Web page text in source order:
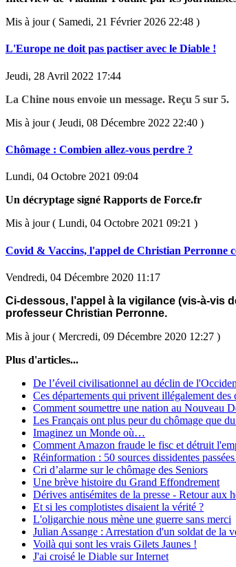
Mis à jour ( Samedi, 21 Février 2026 22:48 )
L'Europe ne doit pas pactiser avec le Diable !
Jeudi, 28 Avril 2022 17:44
La Chine nous envoie un message. Reçu 5 sur 5.
Mis à jour ( Jeudi, 08 Décembre 2022 22:40 )
Chômage : Combien allez-vous perdre ?
Lundi, 04 Octobre 2021 09:04
Un décryptage signé Rapports de Force.fr
Mis à jour ( Lundi, 04 Octobre 2021 09:21 )
Covid & Vaccins, l'appel de Christian Perronne
Vendredi, 04 Décembre 2020 11:17
Ci-dessous, l’appel à la vigilance (vis-à-vis
professeur Christian Perronne.
Mis à jour ( Mercredi, 09 Décembre 2020 12:27 )
Plus d'articles...
De l’éveil civilisationnel au déclin de
Ces départements qui privent illégalement des
Comment soumettre une nation au Nouveau
Les Français ont plus peur du chômage que
Imaginez un Monde où…
Comment Amazon fraude le fisc et détruit
Réinformation : 50 sources dissidentes
Cri d’alarme sur le chômage des Seniors
Une brève histoire du Grand Effondrement
Dérives antisémites de la presse - Retour aux
Et si les complotistes disaient la vérité ?
L'oligarchie nous mène une guerre sans merci
Julian Assange : Arrestation d'un soldat de la
Voilà qui sont les vrais Gilets Jaunes !
J'ai croisé le Diable sur Internet